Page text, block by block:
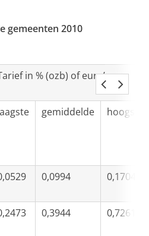
gemeenten 2010
in % (ozb) of euro’s
gemiddelde hoogste
0,0994 0,1704
0,3944 0,7261